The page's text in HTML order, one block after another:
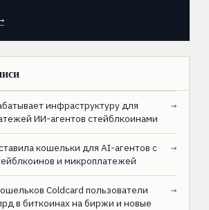
инфраструктуру для
ИИ-агентов стейблкоинами
→
кошельки для AI-агентов с
и микроплатежей
→
Coldcard пользователи
в биткоинах на биржи и новые
→